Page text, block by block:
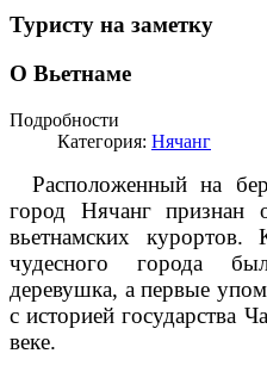
Туристу на заметку
О Вьетнаме
Подробности
Категория: Нячанг
Расположенный на
город Нячанг
вьетнамских курортов.
чудесного города
деревушка, а первые
с историей государства
веке.